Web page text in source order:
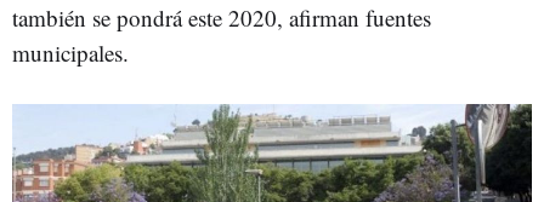
también se pondrá este 2020, afirman fuentes
municipales.